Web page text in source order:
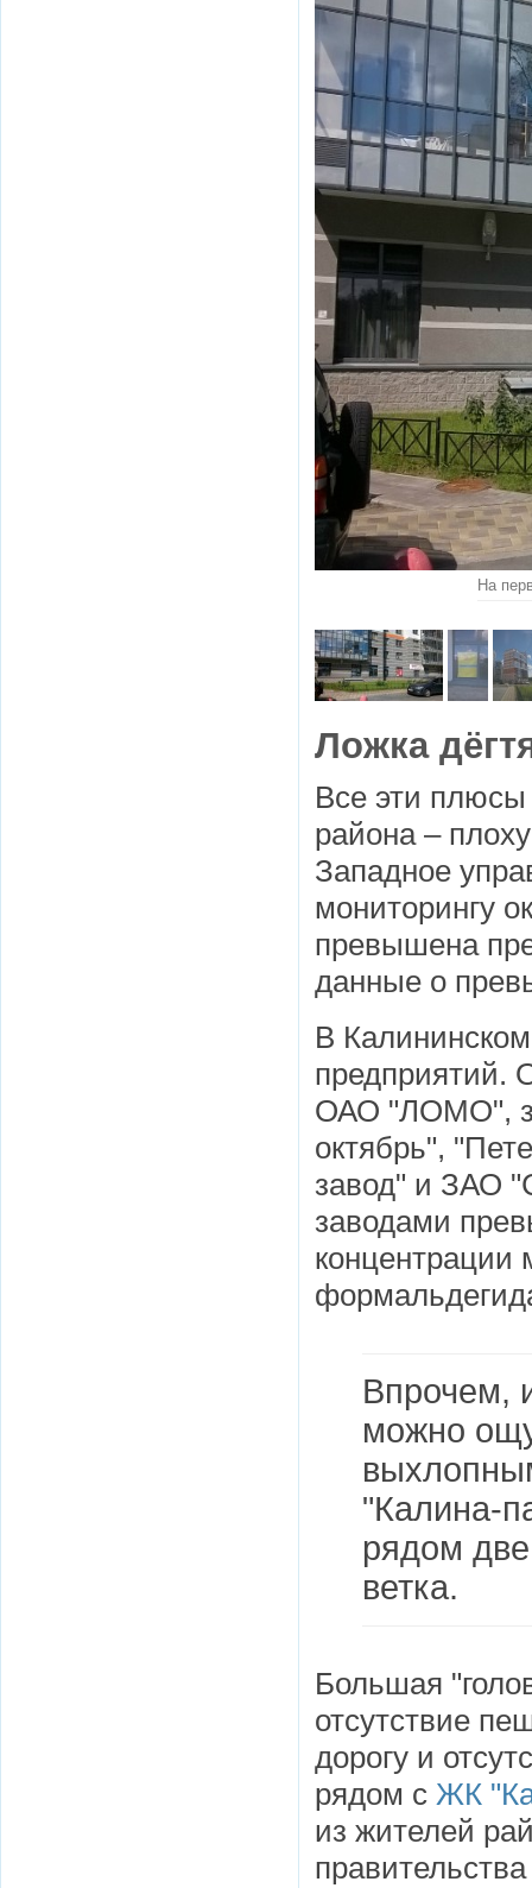
На
Ложка
Все эти
района –
Западное
мониторингу
превышена
данные о
В
предприятий.
ОАО "ЛОМО",
октябрь",
завод" и ЗАО
заводами
Впрочем,
можно
"Калина-
рядом
ветка.
Большая
отсутствие
дорогу и
рядом с ЖК
из жителей